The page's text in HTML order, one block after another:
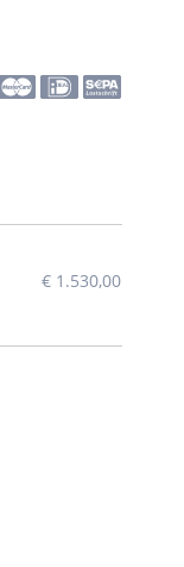
€ 1.530,00